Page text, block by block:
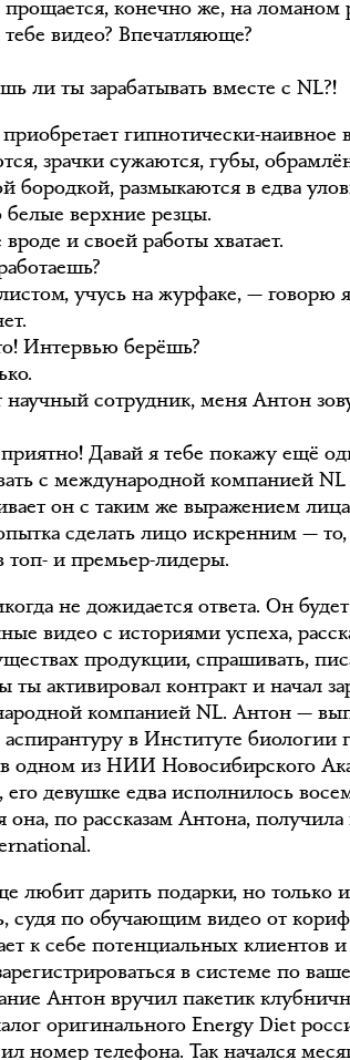
конечно же, на ломаном
видео? Впечатляюще?
ли ты зарабатывать вместе с NL?!
гипнотически-наивное
зрачки сужаются, губы,
бородкой, размыкаются в едва
белые верхние резцы.
и своей работы хватает.
учусь на журфаке, — говорю я
Интервью берёшь?
сотрудник, меня Антон
Давай я тебе покажу ещё
с международной компанией
он с таким же выражением
сделать лицо искренним —
топ- и премьер-лидеры.
не дожидается ответа. Он
видео с историями успеха,
продукции, спрашивать,
ты активировал контракт и начал
компанией NL. Антон —
аспирантуру в Институте биологии
в одном из НИИ Новосибирского
его девушке едва исполнилось
она, по рассказам Антона,
любит дарить подарки, но только
судя по обучающим видео от
к себе потенциальных клиентов
в системе по
Антон вручил пакетик
оригинального Energy Diet
номер телефона. Так начался